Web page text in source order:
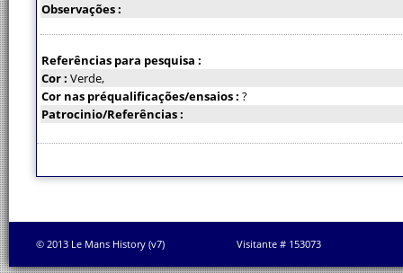
Observações :
Referências para pesquisa :
Cor : Verde,
Cor nas préqualificações/ensaios : ?
Patrocinio/Referências :
© 2013 Le Mans History (v7) Visitante # 153073